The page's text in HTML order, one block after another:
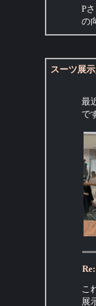
P
の
スーツ展
最
で
こ
展